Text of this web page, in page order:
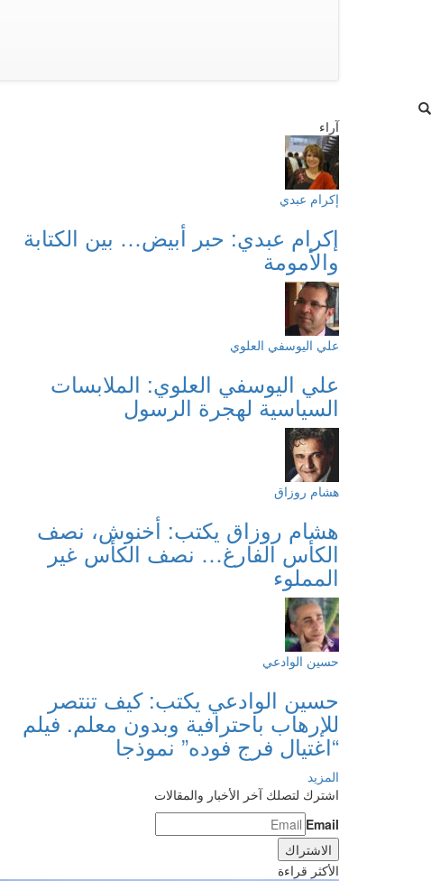
آراء
إكرام عبدي
إكرام عبدي: حبر أبيض… بين الكتابة
والأمومة
علي اليوسفي العلوي
علي اليوسفي العلوي: الملابسات
السياسية لهجرة الرسول
هشام روزاق
هشام روزاق يكتب: أخنوش، نصف
الكأس الفارغ… نصف الكأس غير
المملوء
حسين الوادعي
حسين الوادعي يكتب: كيف تنتصر
للإرهاب باحترافية وبدون معلم. فيلم
“اغتيال فرج فوده” نموذجا
المزيد
اشترك لتصلك آخر الأخبار والمقالات
Email
الأكثر قراءة